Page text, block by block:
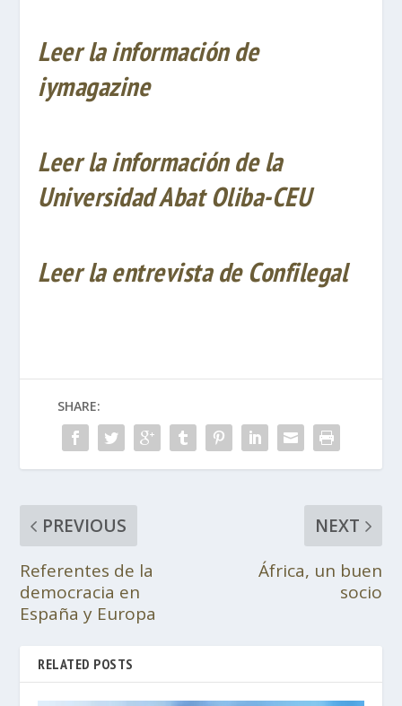
Leer la información de
iymagazine
Leer la información de la
Universidad Abat Oliba-CEU
Leer la entrevista de Confilegal
SHARE:
PREVIOUS
Referentes de la
democracia en
España y Europa
NEXT
África, un buen
socio
RELATED POSTS